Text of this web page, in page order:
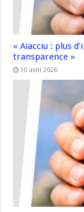
« Aiacciu : plus
transparence »
10 avril 2026